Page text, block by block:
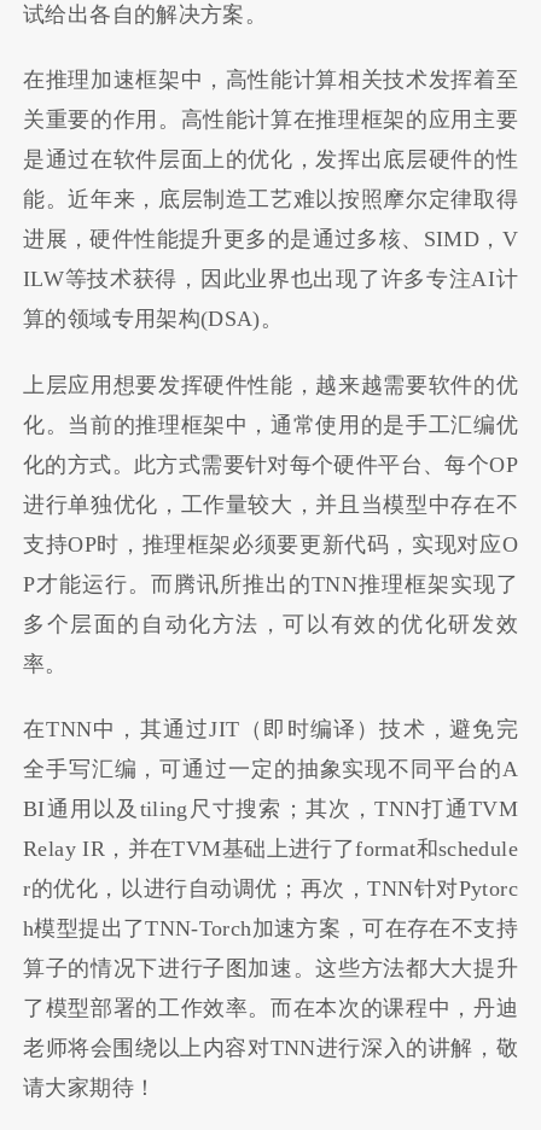
试给出各自的解决方案。
在推理加速框架中，高性能计算相关技术发挥着至
关重要的作用。高性能计算在推理框架的应用主要
是通过在软件层面上的优化，发挥出底层硬件的性
能。近年来，底层制造工艺难以按照摩尔定律取得
进展，硬件性能提升更多的是通过多核、SIMD，V
ILW等技术获得，因此业界也出现了许多专注AI计
算的领域专用架构(DSA)。
上层应用想要发挥硬件性能，越来越需要软件的优
化。当前的推理框架中，通常使用的是手工汇编优
化的方式。此方式需要针对每个硬件平台、每个OP
进行单独优化，工作量较大，并且当模型中存在不
支持OP时，推理框架必须要更新代码，实现对应O
P才能运行。而腾讯所推出的TNN推理框架实现了
多个层面的自动化方法，可以有效的优化研发效
率。
在TNN中，其通过JIT（即时编译）技术，避免完
全手写汇编，可通过一定的抽象实现不同平台的A
BI通用以及tiling尺寸搜索；其次，TNN打通TVM
Relay IR，并在TVM基础上进行了format和schedule
r的优化，以进行自动调优；再次，TNN针对Pytorc
h模型提出了TNN-Torch加速方案，可在存在不支持
算子的情况下进行子图加速。这些方法都大大提升
了模型部署的工作效率。而在本次的课程中，丹迪
老师将会围绕以上内容对TNN进行深入的讲解，敬
请大家期待！